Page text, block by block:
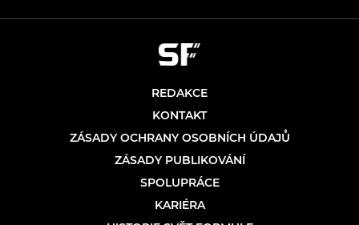
REDAKCE
KONTAKT
ZÁSADY OCHRANY OSOBNÍCH ÚDAJŮ
ZÁSADY PUBLIKOVÁNÍ
SPOLUPRÁCE
KARIÉRA